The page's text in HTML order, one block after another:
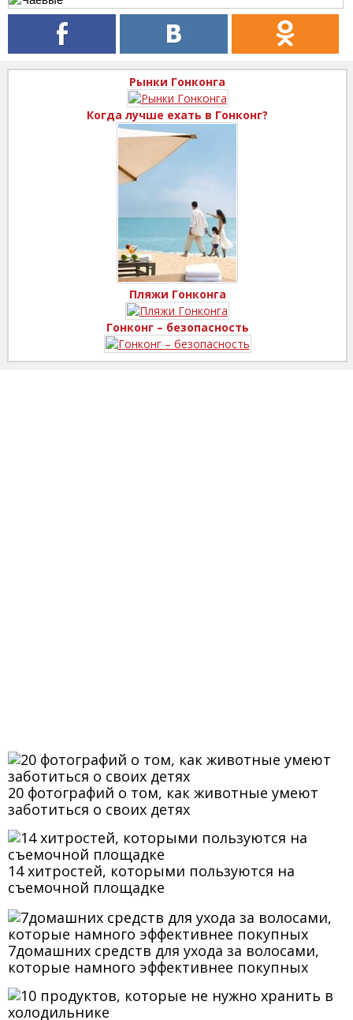
Рынки Гонконга
Когда лучше ехать в Гонконг?
Пляжи Гонконга
Гонконг – безопасность
20 фотографий о том, как животные умеют
заботиться о своих детях
14 хитростей, которыми пользуются на
съемочной площадке
7домашних средств для ухода за волосами,
которые намного эффективнее покупных